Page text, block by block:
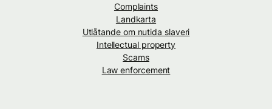
Complaints
Landkarta
Utlåtande om nutida slaveri
Intellectual property
Scams
Law enforcement